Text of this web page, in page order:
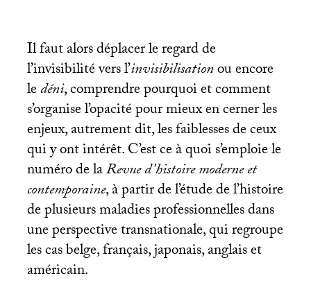
Il faut alors déplacer le regard de
l’invisibilité vers l’invisibilisationou encore
ledéni, comprendre pourquoi et comment
s’organise l’opacité pour mieux en cerner les
enjeux, autrement dit, les faiblesses de ceux
qui y ont intérêt. C’est ce à quoi s’emploie le
numéro de laRevue d’histoire moderne et
contemporaine, à partir de l’étude de l’histoire
de plusieurs maladies professionnelles dans
une perspective transnationale, qui regroupe
les cas belge, français, japonais, anglais et
américain.